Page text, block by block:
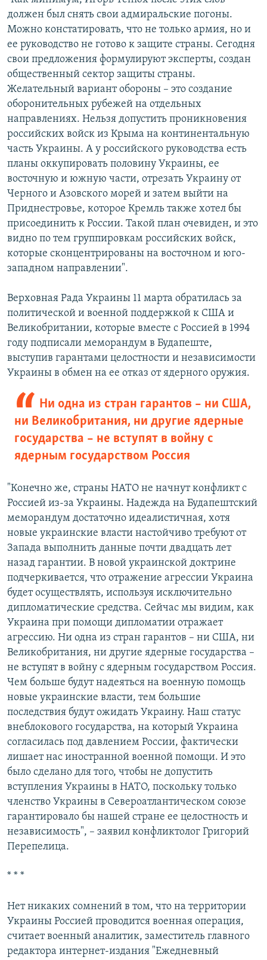
должен был снять свои адмиральские погоны.
Можно констатировать, что не только армия, но и
ее руководство не готово к защите страны. Сегодня
свои предложения формулируют эксперты, создан
общественный сектор защиты страны.
Желательный вариант обороны – это создание
оборонительных рубежей на отдельных
направлениях. Нельзя допустить проникновения
российских войск из Крыма на континентальную
часть Украины. А у российского руководства есть
планы оккупировать половину Украины, ее
восточную и южную части, отрезать Украину от
Черного и Азовского морей и затем выйти на
Приднестровье, которое Кремль также хотел бы
присоединить к России. Такой план очевиден, и это
видно по тем группировкам российских войск,
которые сконцентрированы на восточном и юго-
западном направлении".
Верховная Рада Украины 11 марта обратилась за
политической и военной поддержкой к США и
Великобритании, которые вместе с Россией в 1994
году подписали меморандум в Будапеште,
выступив гарантами целостности и независимости
Украины в обмен на ее отказ от ядерного оружия.
Ни одна из стран гарантов – ни США,
ни Великобритания, ни другие ядерные
государства – не вступят в войну с
ядерным государством Россия
"Конечно же, страны НАТО не начнут конфликт с
Россией из-за Украины. Надежда на Будапештский
меморандум достаточно идеалистичная, хотя
новые украинские власти настойчиво требуют от
Запада выполнить данные почти двадцать лет
назад гарантии. В новой украинской доктрине
подчеркивается, что отражение агрессии Украина
будет осуществлять, используя исключительно
дипломатические средства. Сейчас мы видим, как
Украина при помощи дипломатии отражает
агрессию. Ни одна из стран гарантов – ни США, ни
Великобритания, ни другие ядерные государства –
не вступят в войну с ядерным государством Россия.
Чем больше будут надеяться на военную помощь
новые украинские власти, тем большие
последствия будут ожидать Украину. Наш статус
внеблокового государства, на который Украина
согласилась под давлением России, фактически
лишает нас иностранной военной помощи. И это
было сделано для того, чтобы не допустить
вступления Украины в НАТО, поскольку только
членство Украины в Североатлантическом союзе
гарантировало бы нашей стране ее целостность и
независимость", – заявил конфликтолог Григорий
Перепелица.
* * *
Нет никаких сомнений в том, что на территории
Украины Россией проводится военная операция,
считает военный аналитик, заместитель главного
редактора интернет-издания "Ежедневный